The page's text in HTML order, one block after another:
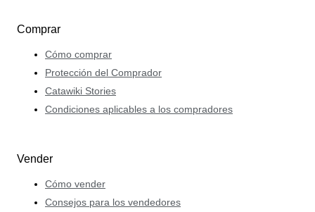
Comprar
Cómo comprar
Protección del Comprador
Catawiki Stories
Condiciones aplicables a los compradores
Vender
Cómo vender
Consejos para los vendedores